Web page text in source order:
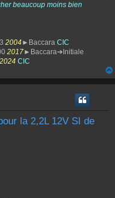
beaucoup moins bien
2004 ►Baccara CIC
2017►Baccara➔Initiale
2024 CIC
la 2,2L 12V SI de